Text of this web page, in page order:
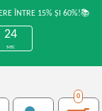
ÎNTRE 15% ȘI 60%!📚
24
sec
0